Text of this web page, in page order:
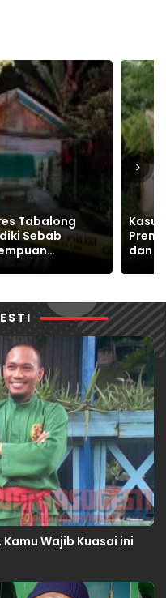
Tanah,
Alat Berat
Warga
RI,
Wajib Kuasai ini